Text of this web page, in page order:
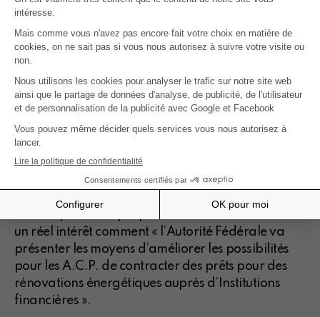
Et il en résulte souvent un blocage et une absence
de décision.
Nous avons déjà expliqué le mécanisme de
l’assurance-crédit et la subrogation par elle, du
copropriétaire défaillant, l’assureur payant ainsi
en lieu et place de ce dernier et se retournant
ultérieurement contre lui, la réclamation ne
devenant plus ainsi le fait de l’A.C.P. mais de
l’assureur.
Cette piste de financement doit être davantage
un réel intérêt comment « l’Autorité Fédérale va
présenter les moyens d’améliorer les possibilités
pour les A.C.P. de contracter des prêts pour des
rénovations énergétiques auprès d’Institutions
financières ».